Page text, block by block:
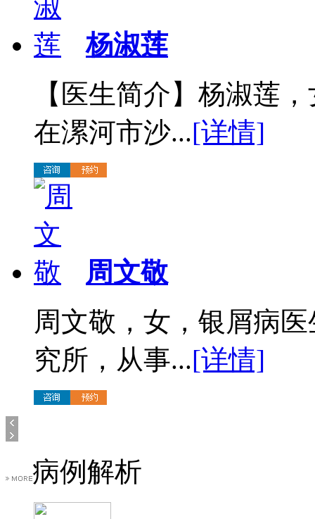
杨淑莲
【医生简介】杨淑莲
在漯河市沙...[详情]
周文敬
周文敬，女，银屑病
究所，从事...[详情]
病例解析